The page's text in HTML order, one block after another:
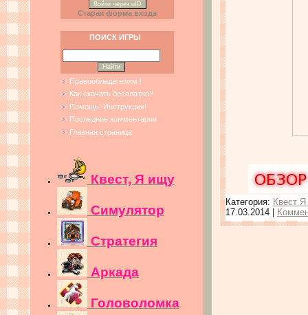
Войти через uID
Старая форма входа
ПОИСК ИГРЫ
Правообладателям !
Как скачать бесплатно?
Помощь! Инструкции!
Последние комментарии
Главная страница
Квест, Я ищу
Симулятор
Стратегия
Аркада
Головоломка
Категория: Квест
17.03.2014